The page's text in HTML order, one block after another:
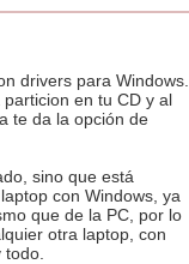
drivers para Windows.
en tu CD y al
te da la opción de
sino que está
con Windows, ya
que de la PC, por lo
otra laptop, con